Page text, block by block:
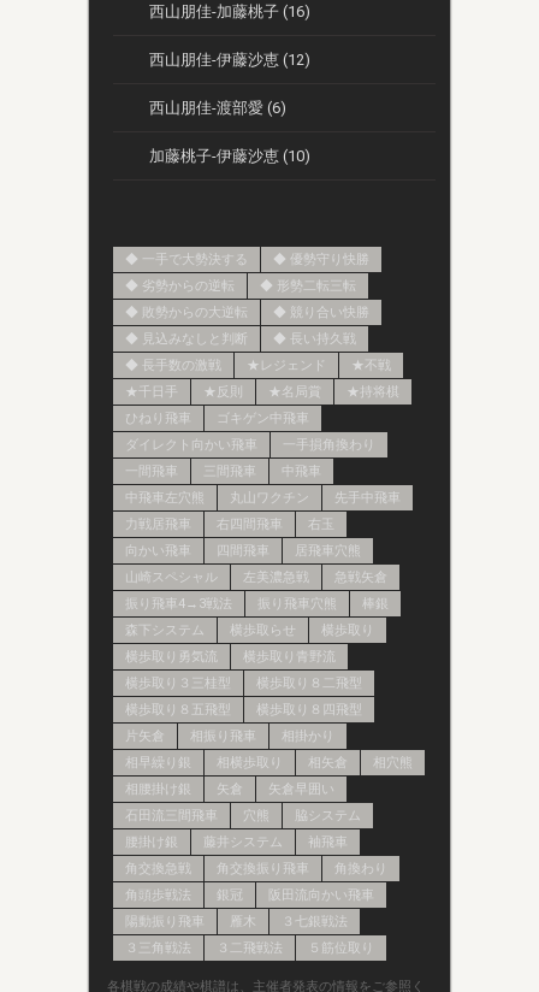
西山朋佳-加藤桃子 (16)
西山朋佳-伊藤沙恵 (12)
西山朋佳-渡部愛 (6)
加藤桃子-伊藤沙恵 (10)
◆ 一手で大勢決する
◆ 優勢守り快勝
◆ 劣勢からの逆転
◆ 形勢二転三転
◆ 敗勢からの大逆転
◆ 競り合い快勝
◆ 見込みなしと判断
◆ 長い持久戦
◆ 長手数の激戦
★レジェンド
★不戦
★千日手
★反則 ★名局賞
★持将棋
ひねり飛車
ゴキゲン中飛車
ダイレクト向かい飛車
一手損角換わり
一間飛車
三間飛車
中飛車
中飛車左穴熊
丸山ワクチン
先手中飛車
力戦居飛車
右四間飛車
右玉
向かい飛車
四間飛車
居飛車穴熊
山崎スペシャル
左美濃急戦
急戦矢倉
振り飛車4→3戦法
振り飛車穴熊
棒銀
森下システム
横歩取らせ
横歩取り
横歩取り勇気流
横歩取り青野流
横歩取り３三桂型
横歩取り８二飛型
横歩取り８五飛型
横歩取り８四飛型
片矢倉
相振り飛車
相掛かり
相早繰り銀
相横歩取り 相矢倉
相穴熊
相腰掛け銀
矢倉
矢倉早囲い
石田流三間飛車
穴熊
脇システム
腰掛け銀
藤井システム
袖飛車
角交換急戦
角交換振り飛車
角換わり
角頭歩戦法
銀冠
阪田流向かい飛車
陽動振り飛車
雁木
３七銀戦法
３三角戦法
３二飛戦法 ５筋位取り
各棋戦の成績や棋譜は、主催者発表の情報をご参照く